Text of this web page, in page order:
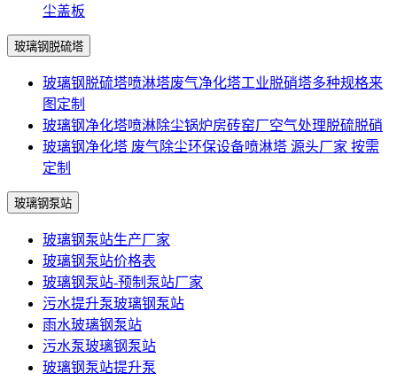
尘盖板
玻璃钢脱硫塔
玻璃钢脱硫塔喷淋塔废气净化塔工业脱硝塔多种规格来
图定制
玻璃钢净化塔喷淋除尘锅炉房砖窑厂空气处理脱硫脱硝
玻璃钢净化塔 废气除尘环保设备喷淋塔 源头厂家 按需
定制
玻璃钢泵站
玻璃钢泵站生产厂家
玻璃钢泵站价格表
玻璃钢泵站-预制泵站厂家
污水提升泵玻璃钢泵站
雨水玻璃钢泵站
污水泵玻璃钢泵站
玻璃钢泵站提升泵